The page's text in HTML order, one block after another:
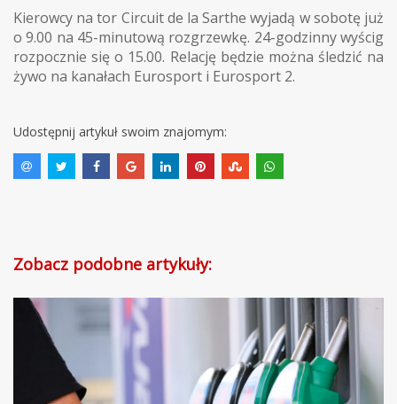
Kierowcy na tor Circuit de la Sarthe wyjadą w sobotę już
o 9.00 na 45-minutową rozgrzewkę. 24-godzinny wyścig
rozpocznie się o 15.00. Relację będzie można śledzić na
żywo na kanałach Eurosport i Eurosport 2.
Udostępnij artykuł swoim znajomym:
Zobacz podobne artykuły: